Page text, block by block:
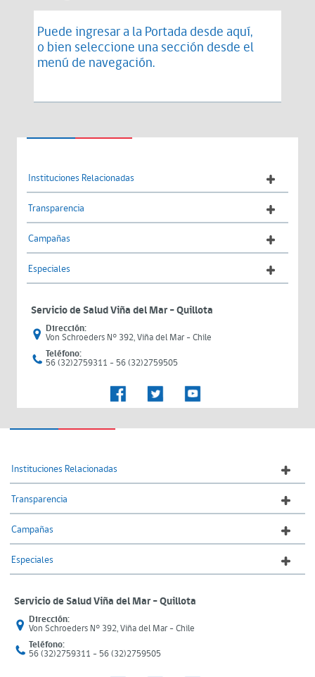
Puede ingresar a la Portada desde aquí,
o bien seleccione una sección desde el
menú de navegación.
Instituciones Relacionadas
Transparencia
Campañas
Especiales
Servicio de Salud Viña del Mar – Quillota
Dirección:
Von Schroeders N° 392, Viña del Mar - Chile
Teléfono:
56 (32)2759311 - 56 (32)2759505
Instituciones Relacionadas
Transparencia
Campañas
Especiales
Servicio de Salud Viña del Mar – Quillota
Dirección:
Von Schroeders N° 392, Viña del Mar - Chile
Teléfono:
56 (32)2759311 - 56 (32)2759505